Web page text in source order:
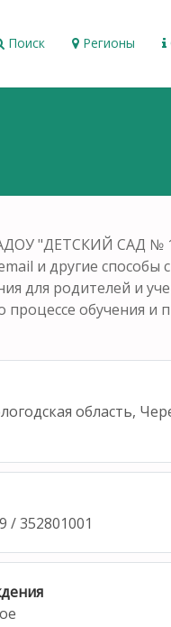
Поиск Регионы
"ДЕТСКИЙ САД №
и другие способы
для родителей и
обучения и
область,
/ 352801001